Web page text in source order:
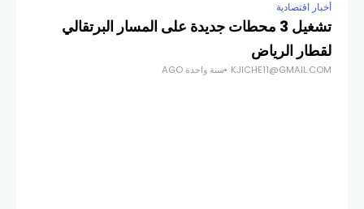
أخبار اقتصادية
تشغيل 3 محطات جديدة على المسار البرتقالي
لقطار الرياض
KJICHE11@GMAIL.COM سنة واحدة AGO